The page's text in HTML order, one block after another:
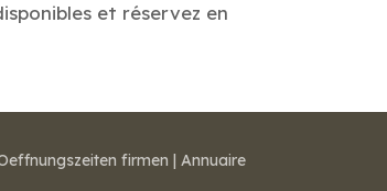
et réservez en
firmen | Annuaire